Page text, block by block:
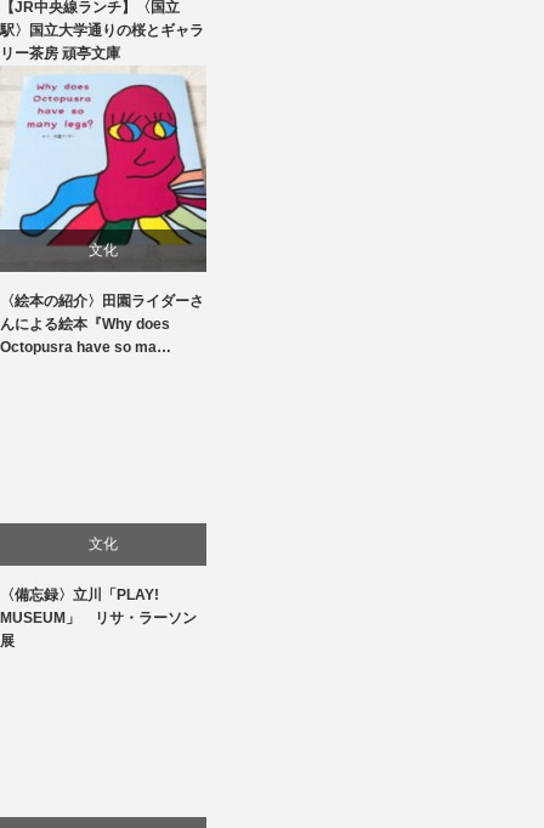
生活
食べ物
【JR中央線ランチ】〈国立
駅〉国立大学通りの桜とギャラ
リー茶房 頑亭文庫
文化
〈絵本の紹介〉田園ライダーさ
んによる絵本『Why does
Octopusra have so ma…
文化
美術展・美術館・博物館巡り
〈備忘録〉立川「PLAY!
MUSEUM」 リサ・ラーソン
展